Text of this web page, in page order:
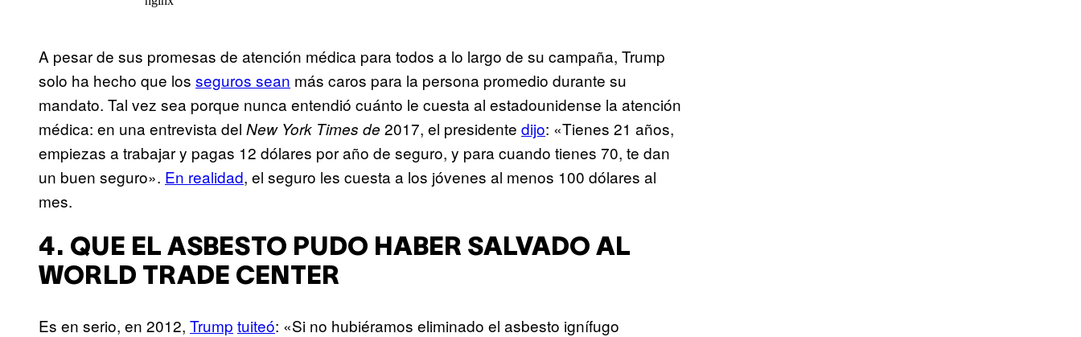
A pesar de sus promesas de atención médica para todos a lo largo de su campaña, Trump
solo ha hecho que los seguros sean más caros para la persona promedio durante su
mandato. Tal vez sea porque nunca entendió cuánto le cuesta al estadounidense la atención
médica: en una entrevista del New York Times de 2017, el presidente dijo: «Tienes 21 años,
empiezas a trabajar y pagas 12 dólares por año de seguro, y para cuando tienes 70, te dan
un buen seguro». En realidad, el seguro les cuesta a los jóvenes al menos 100 dólares al
mes.
4. QUE EL ASBESTO PUDO HABER SALVADO AL
WORLD TRADE CENTER
Es en serio, en 2012, Trump tuiteó: «Si no hubiéramos eliminado el asbesto ignífugo